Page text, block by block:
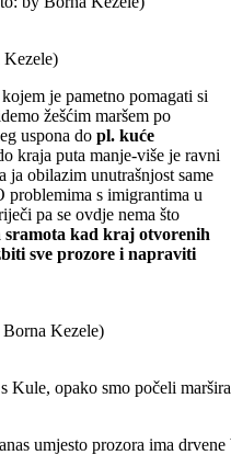
je pametno pomagati si
žešćim maršem po
uspona do pl. kuće
kraja puta manje-više je ravni
ja obilazim unutrašnjost same
problemima s imigrantima u
pa se ovdje nema što
sramota kad kraj otvorenih
sve prozore i napraviti
Kezele)
Kule, opako smo počeli
umjesto prozora ima